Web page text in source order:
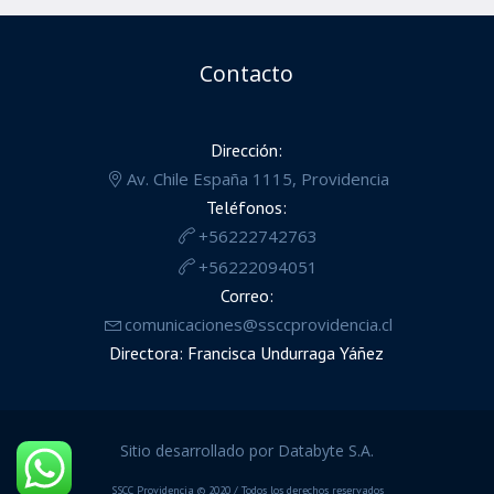
Contacto
Dirección:
Av. Chile España 1115, Providencia
Teléfonos:
+56222742763
+56222094051
Correo:
comunicaciones@ssccprovidencia.cl
Directora: Francisca Undurraga Yáñez
Sitio desarrollado por Databyte S.A.
SSCC Providencia © 2020 / Todos los derechos reservados